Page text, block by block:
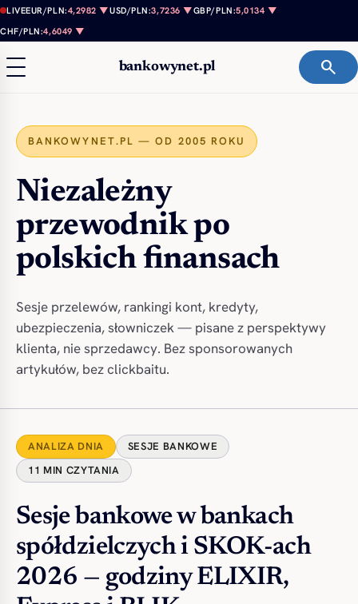
Przejdź do treści
LIVEEUR/PLN:4,2982 ▼USD/PLN:3,7236 ▼GBP/PLN:5,0134 ▼
CHF/PLN:4,6049 ▼
bankowynet.pl search
BANKOWYNET.PL — OD 2005 ROKU
Niezależny
przewodnik po
polskich finansach
Sesje przelewów, rankingi kont, kredyty,
ubezpieczenia, słowniczek — pisane z perspektywy
klienta, nie sprzedawcy. Bez sponsorowanych
artykułów, bez clickbaitu.
ANALIZA DNIA
SESJE BANKOWE
11 MIN CZYTANIA
Sesje bankowe w bankach
spółdzielczych i SKOK-ach
2026 — godziny ELIXIR,